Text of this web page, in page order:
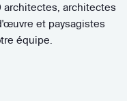
architectes
et paysagistes
équipe.